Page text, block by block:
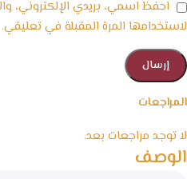
المراجعات
لا توجد مراجعات بعد.
احفظ اسمي، بريدي الإلكتروني،
لاستخدامها المرة المقبلة في تعليقي.
الوصف